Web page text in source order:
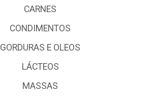
CARNES
CONDIMENTOS
GORDURAS E OLEOS
LÁCTEOS
MASSAS